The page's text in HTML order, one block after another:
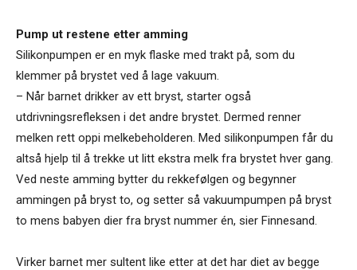
Pump ut restene etter amming
Silikonpumpen er en myk flaske med trakt på, som du
klemmer på brystet ved å lage vakuum.
– Når barnet drikker av ett bryst, starter også
utdrivningsrefleksen i det andre brystet. Dermed renner
melken rett oppi melkebeholderen. Med silikonpumpen får du
altså hjelp til å trekke ut litt ekstra melk fra brystet hver gang.
Ved neste amming bytter du rekkefølgen og begynner
ammingen på bryst to, og setter så vakuumpumpen på bryst
to mens babyen dier fra bryst nummer én, sier Finnesand.
Virker barnet mer sultent like etter at det har diet av begge